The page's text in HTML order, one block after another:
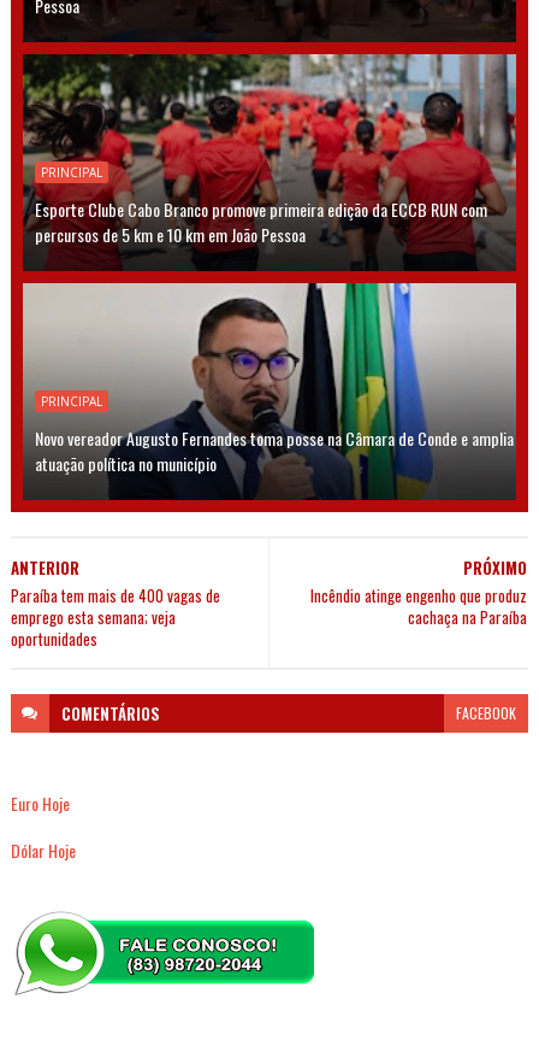
Pessoa
PRINCIPAL
Esporte Clube Cabo Branco promove primeira edição da ECCB RUN com
percursos de 5 km e 10 km em João Pessoa
PRINCIPAL
Novo vereador Augusto Fernandes toma posse na Câmara de Conde e amplia
atuação política no município
PRÓXIMO
Incêndio atinge engenho que produz
cachaça na Paraíba
ANTERIOR
Paraíba tem mais de 400 vagas de
emprego esta semana; veja
oportunidades
COMENTÁRIOS FACEBOOK
Euro Hoje
Dólar Hoje